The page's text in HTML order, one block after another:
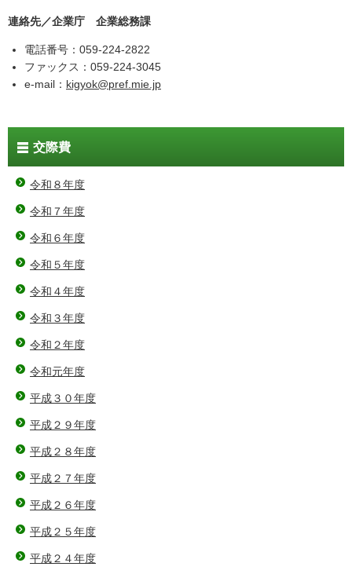
連絡先／企業庁 企業総務課
電話番号：059-224-2822
ファックス：059-224-3045
e-mail： kigyok@pref.mie.jp
交際費
令和８年度
令和７年度
令和６年度
令和５年度
令和４年度
令和３年度
令和２年度
令和元年度
平成３０年度
平成２９年度
平成２８年度
平成２７年度
平成２６年度
平成２５年度
平成２４年度